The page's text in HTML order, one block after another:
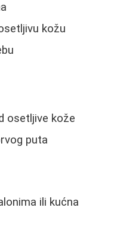
kožu
osetljive kože
puta
ili kućna